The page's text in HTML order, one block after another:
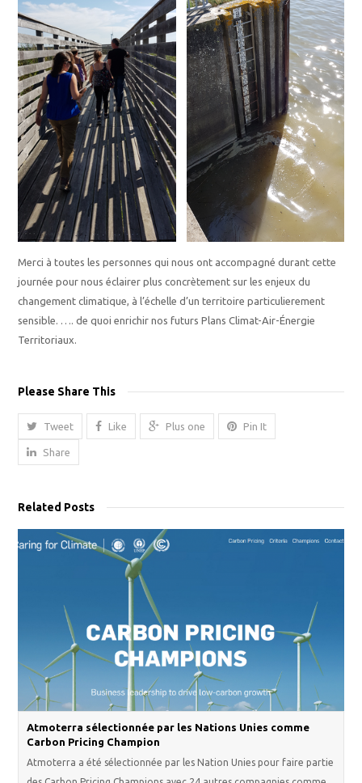
Merci à toutes les personnes qui nous ont accompagné durant cette
journée pour nous éclairer plus concrètement sur les enjeux du
changement climatique, à l’échelle d’un territoire particulierement
sensible. …. de quoi enrichir nos futurs Plans Climat-Air-Énergie
Territoriaux.
Please Share This
Tweet Like Plus one Pin It
Share
Related Posts
Atmoterra sélectionnée par les Nations Unies comme
Carbon Pricing Champion
Atmoterra a été sélectionnée par les Nation Unies pour faire partie